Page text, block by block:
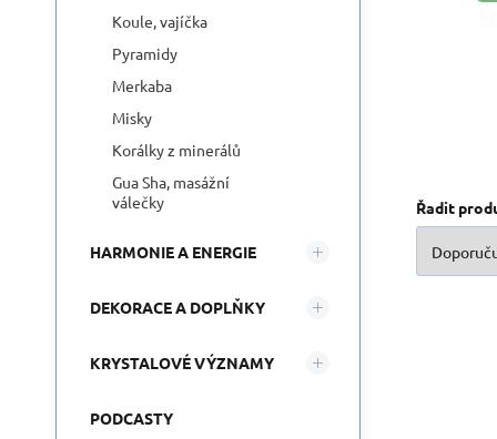
Řadit
Koule, vajíčka
Pyramidy
Merkaba
Misky
Korálky z minerálů
Gua Sha, masážní
válečky
HARMONIE A ENERGIE
DEKORACE A DOPLŇKY
KRYSTALOVÉ VÝZNAMY
PODCASTY